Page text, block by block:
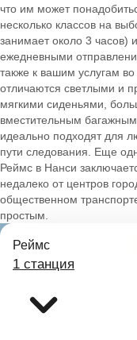
что им может
несколько классов на
занимает около 3 часов)
ежедневными
также к вашим услугам
отличаются светлыми и
мягкими сиденьями,
вместительным
идеально подходят для
пути следования. Еще
Реймс в Нанси
недалеко от центров
общественном
простым.
Реймс
1 станция